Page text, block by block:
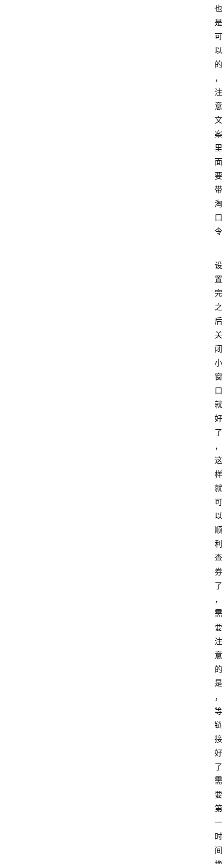
也
是
可
以
的
，
注
意
文
案
里
面
要
带
淘
口
令
设
置
完
之
后
关
闭
小
窗
口
就
好
了
，
这
样
就
可
以
顺
利
查
券
了
，
需
要
注
意
的
是
，
等
链
接
好
了
需
要
第
一
时
间